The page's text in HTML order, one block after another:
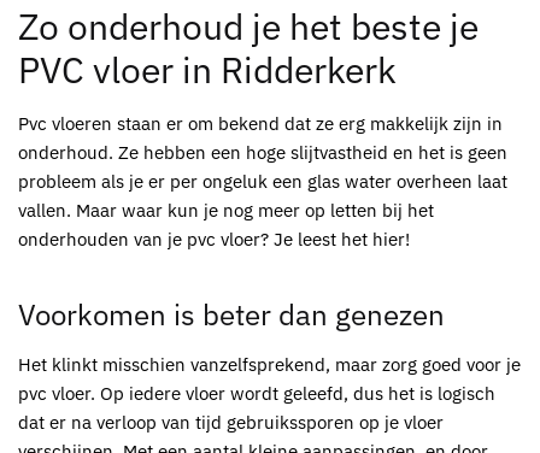
Zo onderhoud je het beste je
PVC vloer in Ridderkerk
Pvc vloeren staan er om bekend dat ze erg makkelijk zijn in
onderhoud. Ze hebben een hoge slijtvastheid en het is geen
probleem als je er per ongeluk een glas water overheen laat
vallen. Maar waar kun je nog meer op letten bij het
onderhouden van je pvc vloer? Je leest het hier!
Voorkomen is beter dan genezen
Het klinkt misschien vanzelfsprekend, maar zorg goed voor je
pvc vloer. Op iedere vloer wordt geleefd, dus het is logisch
dat er na verloop van tijd gebruikssporen op je vloer